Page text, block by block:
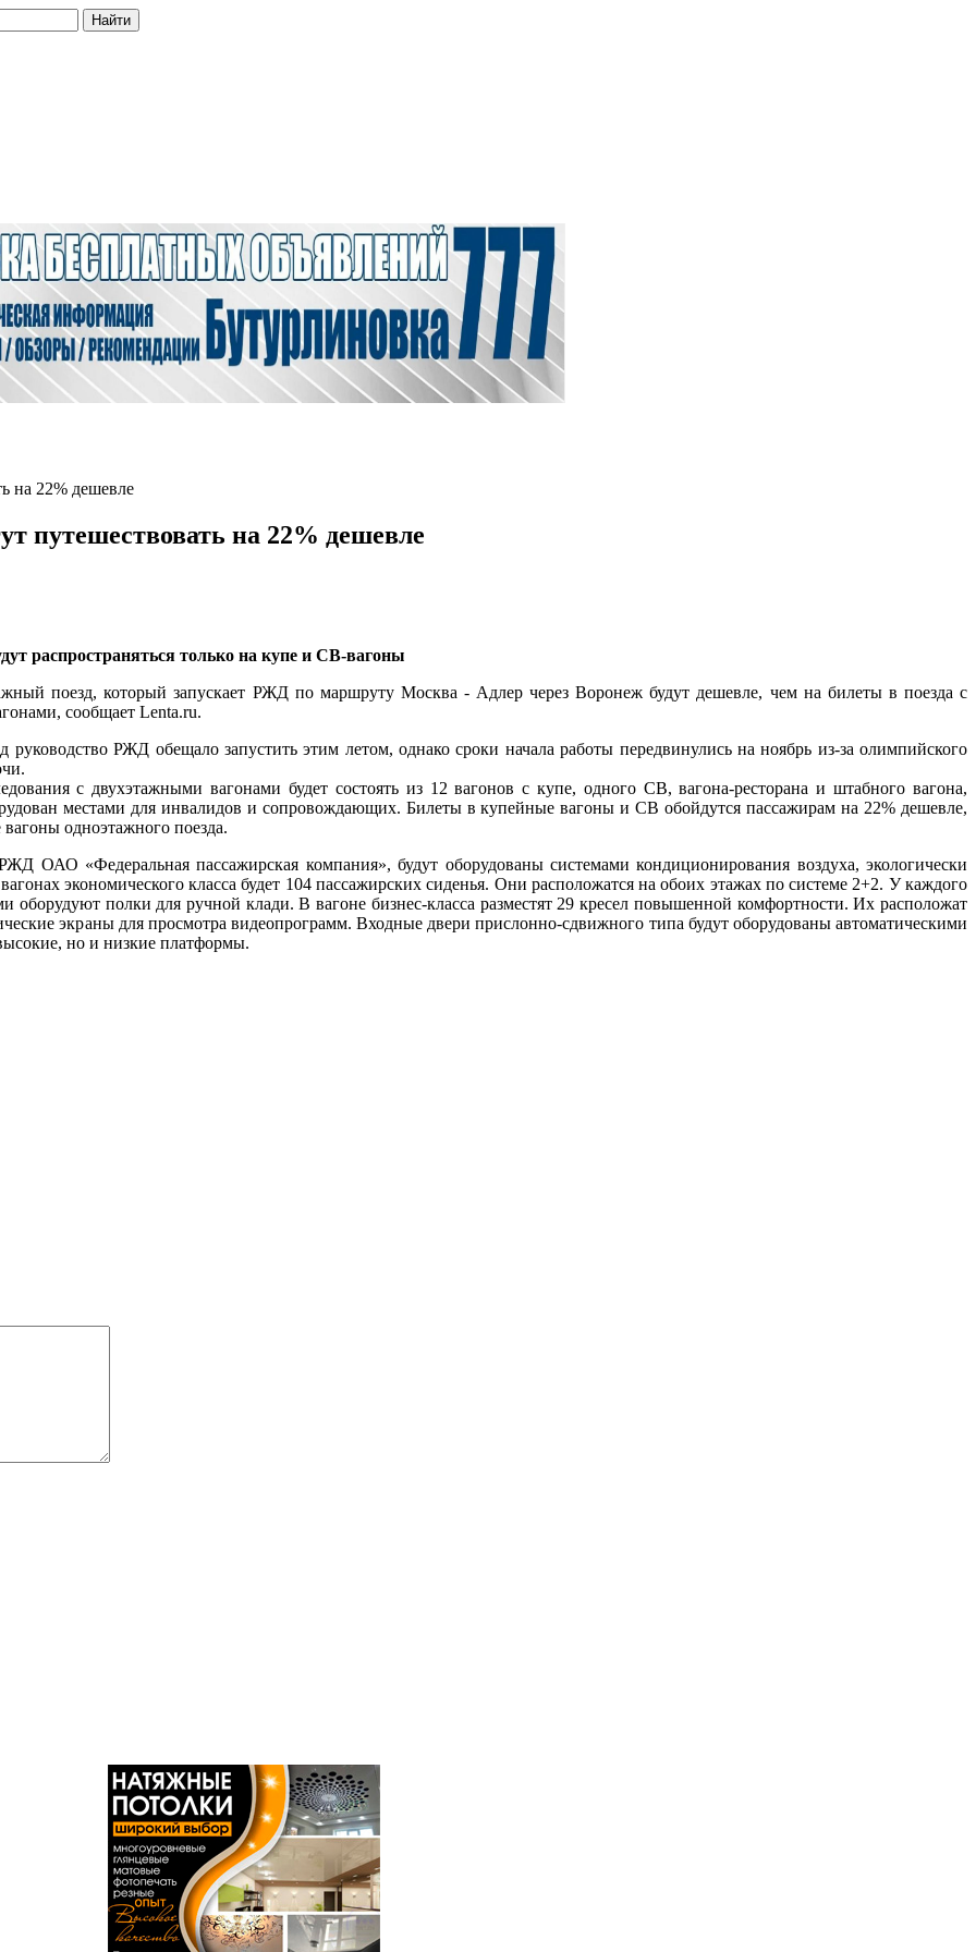
Найти
на 22% дешевле
путешествовать на 22% дешевле
распространяться только на купе и СВ-вагоны
поезд, который запускает РЖД по маршруту Москва - Адлер через Воронеж будут дешевле, чем на билеты в поезда с
сообщает Lenta.ru.
руководство РЖД обещало запустить этим летом, однако сроки начала работы передвинулись на ноябрь из-за олимпийского
с двухэтажными вагонами будет состоять из 12 вагонов с купе, одного СВ, вагона-ресторана и штабного вагона,
местами для инвалидов и сопровождающих. Билеты в купейные вагоны и СВ обойдутся пассажирам на 22% дешевле,
одноэтажного поезда.
ОАО «Федеральная пассажирская компания», будут оборудованы системами кондиционирования воздуха, экологически
экономического класса будет 104 пассажирских сиденья. Они расположатся на обоих этажах по системе 2+2. У каждого
оборудуют полки для ручной клади. В вагоне бизнес-класса разместят 29 кресел повышенной комфортности. Их расположат
экраны для просмотра видеопрограмм. Входные двери прислонно-сдвижного типа будут оборудованы автоматическими
но и низкие платформы.